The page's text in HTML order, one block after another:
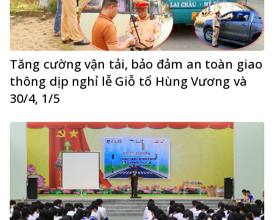
Tăng cường vận tải, bảo đảm an toàn giao
thông dịp nghỉ lễ Giỗ tổ Hùng Vương và
30/4, 1/5